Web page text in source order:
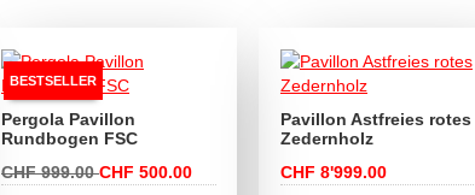
BESTSELLER
Pergola Pavillon
Rundbogen FSC
CHF 999.00CHF 500.00
Pavillon Astfreies rotes
Zedernholz
CHF 8'999.00